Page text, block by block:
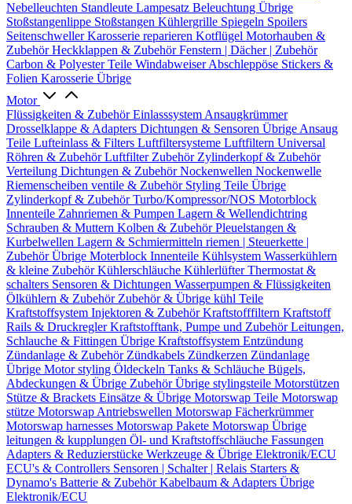
Nebelleuchten Standleute Lampesatz Beleuchtung Übrige
Stoßstangenlippe Stoßstangen Kühlergrille Spiegeln Spoilers
SeitenschwellerKarosserie reparieren Kotflügel Motorhauben &
ZubehörHeckklappen & ZubehörFenstern | Dächer | Zubehör
Carbon & Polyester Teile WindabweiserAbschleppöse Stickers &
Folien Karosserie Übrige
Motor
Flüssigkeiten & ZubehörEinlasssystem Ansaugkrümmer
Drosselklappe & Adapters Dichtungen & Sensoren Übrige Ansaug
Teile Lufteinlass & Filters Luftfiltersysteme Luftfiltern Universal
Röhren & ZubehörLuftfilter Zubehör Zylinderkopf & Zubehör
Verteilung Dichtungen & ZubehörNockenwellen Nockenwelle
Riemenscheiben ventile & Zubehör Styling Teile Übrige
Zylinderkopf & ZubehörTurbo/Kompressor/NOS Motorblock
Innenteile Zahnriemen & Pumpen Lagern & Wellendichtring
Schrauben & Muttern Kolben & ZubehörPleuelstangen &
Kurbelwellen Lagern & Schmiermitteln riemen | Steuerkette |
ZubehörÜbrige Moterblock Innenteile Kühlsystem Wasserkühlern
& kleine ZubehörKühlerschläuche KühlerlüfterThermostat &
schalters Sensoren & Dichtungen Wasserpumpen & Flüssigkeiten
Ölkühlern & Zubehör Zubehör & Übrige kühl Teile
Kraftstoffsystem Injektoren & ZubehörKraftstofffiltern Kraftstoff
Rails & DruckreglerKraftstofftank, Pumpe und ZubehörLeitungen,
Schlauche & Fittingen Übrige Kraftstoffsystem Entzündung
Zündanlage & Zubehör Zündkabels Zündkerzen Zündanlage
Übrige Motor styling Öldeckeln Tanks & Schläuche Bügels,
Abdeckungen & Übrige ZubehörÜbrige stylingsteile Motorstützen
Stütze & Brackets Einsätze & Übrige Motorswap Teile Motorswap
stütze Motorswap Antriebswellen Motorswap Fächerkrümmer
Motorswap harnesses Motorswap Pakete Motorswap Übrige
leitungen & kupplungen Öl- und Kraftstoffschläuche Fassungen
Adapters & Reduzierstücke Werkzeuge & Übrige Elektronik/ECU
ECU's & Controllers Sensoren | Schalter | Relais Starters &
Dynamo's Batterie & ZubehörKabelbaum & Adapters Übrige
Elektronik/ECU